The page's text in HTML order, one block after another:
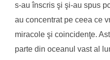
s-au înscris şi şi-au spus
au concentrat pe ceea ce
miracole şi coincidenţe.
parte din oceanul vast al